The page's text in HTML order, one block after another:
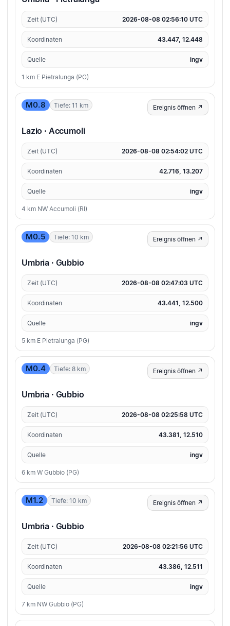
Zeit (UTC) 2026-08-08 02:56:10 UTC
Koordinaten 43.447, 12.448
Quelle ingv
1 km E Pietralunga (PG)
M0.8 Tiefe: 11 km Ereignis öffnen ↗
Lazio · Accumoli
Zeit (UTC) 2026-08-08 02:54:02 UTC
Koordinaten 42.716, 13.207
Quelle ingv
4 km NW Accumoli (RI)
M0.5 Tiefe: 10 km Ereignis öffnen ↗
Umbria · Gubbio
Zeit (UTC) 2026-08-08 02:47:03 UTC
Koordinaten 43.441, 12.500
Quelle ingv
5 km E Pietralunga (PG)
M0.4 Tiefe: 8 km Ereignis öffnen ↗
Umbria · Gubbio
Zeit (UTC) 2026-08-08 02:25:58 UTC
Koordinaten 43.381, 12.510
Quelle ingv
6 km W Gubbio (PG)
M1.2 Tiefe: 10 km Ereignis öffnen ↗
Umbria · Gubbio
Zeit (UTC) 2026-08-08 02:21:56 UTC
Koordinaten 43.386, 12.511
Quelle ingv
7 km NW Gubbio (PG)